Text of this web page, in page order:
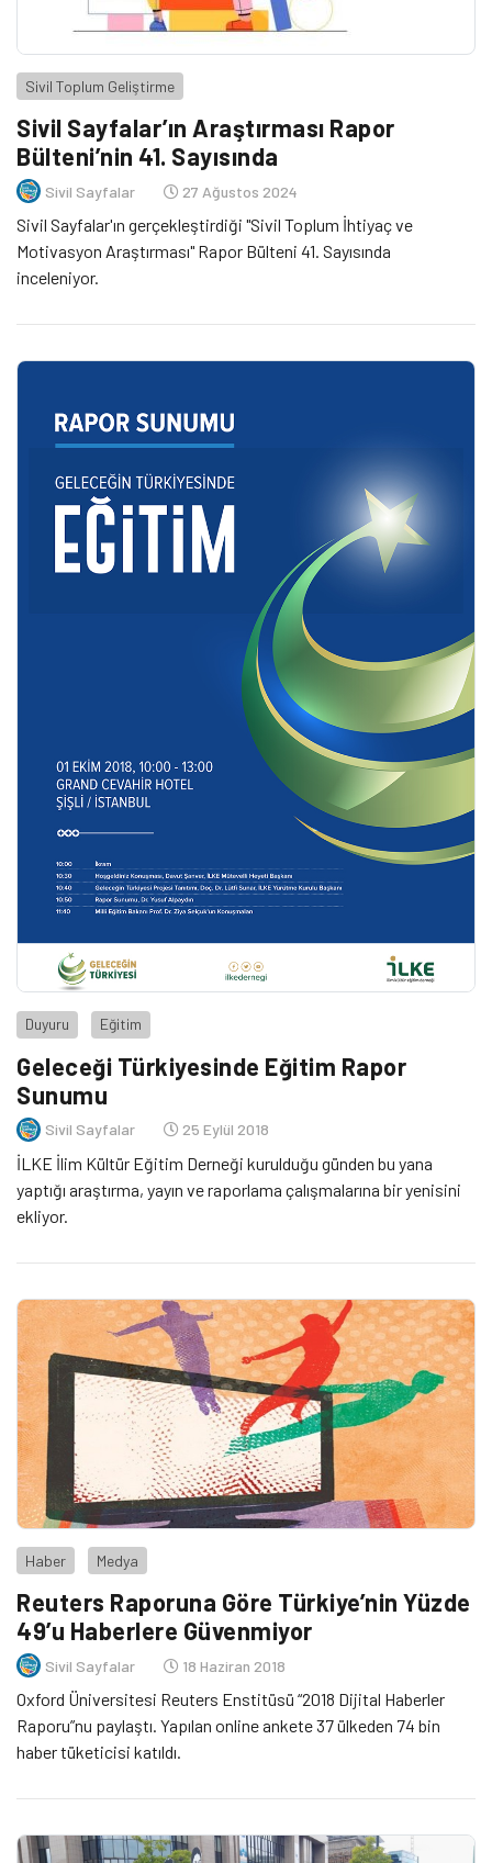
Sivil Toplum Geliştirme
Sivil Sayfalar’ın Araştırması Rapor
Bülteni’nin 41. Sayısında
Sivil Sayfalar 27 Ağustos 2024
Sivil Sayfalar'ın gerçekleştirdiği "Sivil Toplum İhtiyaç ve
Motivasyon Araştırması" Rapor Bülteni 41. Sayısında
inceleniyor.
Duyuru Eğitim
Geleceği Türkiyesinde Eğitim Rapor
Sunumu
Sivil Sayfalar 25 Eylül 2018
İLKE İlim Kültür Eğitim Derneği kurulduğu günden bu yana
yaptığı araştırma, yayın ve raporlama çalışmalarına bir yenisini
ekliyor.
Haber Medya
Reuters Raporuna Göre Türkiye’nin Yüzde
49’u Haberlere Güvenmiyor
Sivil Sayfalar 18 Haziran 2018
Oxford Üniversitesi Reuters Enstitüsü “2018 Dijital Haberler
Raporu”nu paylaştı. Yapılan online ankete 37 ülkeden 74 bin
haber tüketicisi katıldı.